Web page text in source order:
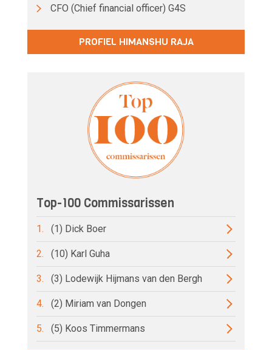
CFO (Chief financial officer) G4S
PROFIEL HIMANSHU RAJA
Top-100 Commissarissen
1. (1) Dick Boer
2. (10) Karl Guha
3. (3) Lodewijk Hijmans van den Bergh
4. (2) Miriam van Dongen
5. (5) Koos Timmermans